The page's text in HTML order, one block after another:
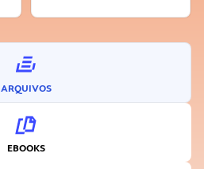
ARQUIVOS
EBOOKS